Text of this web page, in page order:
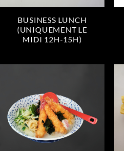
BUSINESS LUNCH
(UNIQUEMENT LE
MIDI 12H-15H)